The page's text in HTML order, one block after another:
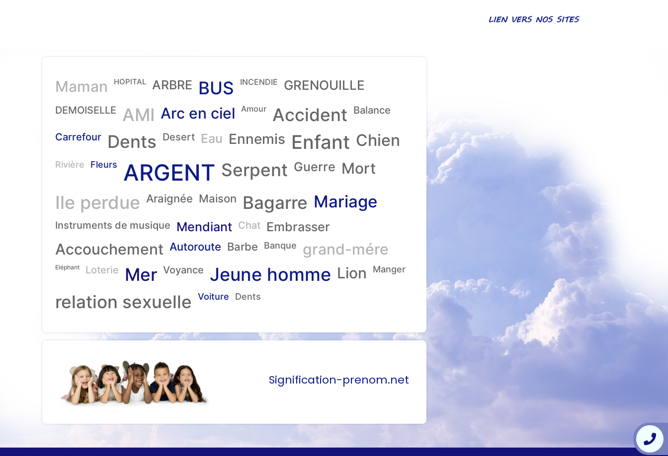
LIEN VERS NOS SITES
Maman HOPITAL ARBRE BUS INCENDIE GRENOUILLE
DEMOISELLE AMI Arc en ciel Amour Accident Balance
Carrefour Dents Desert Eau Ennemis Enfant Chien
Rivière Fleurs ARGENT Serpent Guerre Mort
Ile perdue Araignée Maison Bagarre Mariage
Instruments de musique Mendiant Chat Embrasser
Accouchement Autoroute Barbe Banque grand-mére
Eléphant Loterie Mer Voyance Jeune homme Lion Manger
relation sexuelle Voiture Dents
Signification-prenom.net